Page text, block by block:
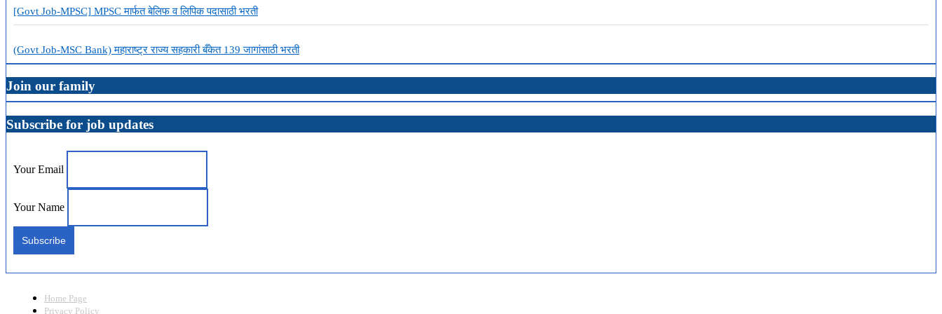
[Govt Job-MPSC] MPSC मार्फत बेलिफ व लिपिक पदासाठी भरती
(Govt Job-MSC Bank) महाराष्ट्र राज्य सहकारी बँकेत 139 जागांसाठी भरती
Join our family
Subscribe for job updates
Your Email
Your Name
Home Page
Privacy Policy